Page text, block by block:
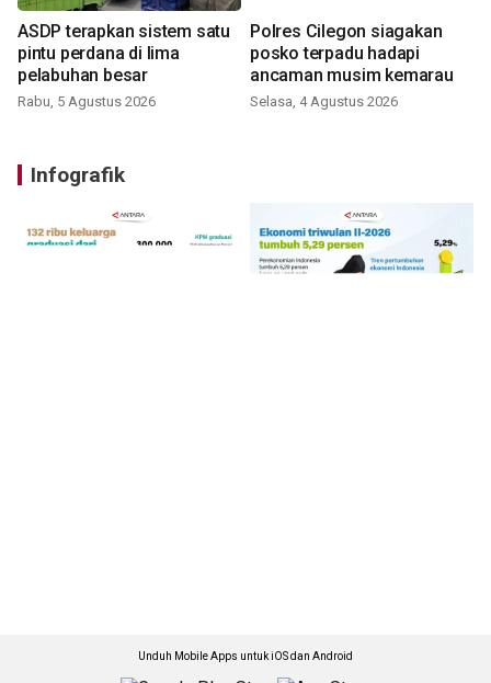
ASDP terapkan sistem satu
pintu perdana di lima
pelabuhan besar
Rabu, 5 Agustus 2026
Polres Cilegon siagakan
posko terpadu hadapi
ancaman musim kemarau
Selasa, 4 Agustus 2026
Infografik
Unduh Mobile Apps untuk iOS dan Android